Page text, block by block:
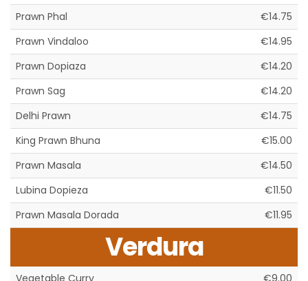
Prawn Phal
€14.75
Prawn Vindaloo
€14.95
Prawn Dopiaza
€14.20
Prawn Sag
€14.20
Delhi Prawn
€14.75
King Prawn Bhuna
€15.00
Prawn Masala
€14.50
Lubina Dopieza
€11.50
Prawn Masala Dorada
€11.95
Verdura